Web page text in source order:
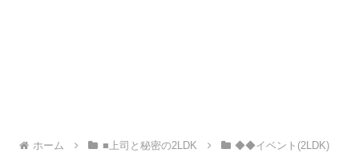
ホーム ■上司と秘密の2LDK ◆◆イベント(2LDK)